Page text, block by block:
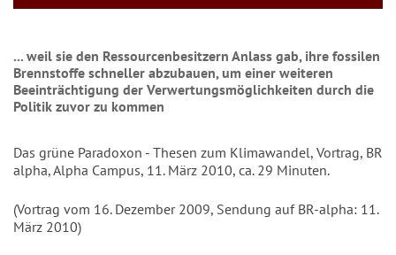
... weil sie den Ressourcenbesitzern Anlass gab, ihre fossilen
Brennstoffe schneller abzubauen, um einer weiteren
Beeinträchtigung der Verwertungsmöglichkeiten durch die
Politik zuvor zu kommen
Das grüne Paradoxon - Thesen zum Klimawandel, Vortrag, BR
alpha, Alpha Campus, 11. März 2010, ca. 29 Minuten.
(Vortrag vom 16. Dezember 2009, Sendung auf BR-alpha: 11.
März 2010)